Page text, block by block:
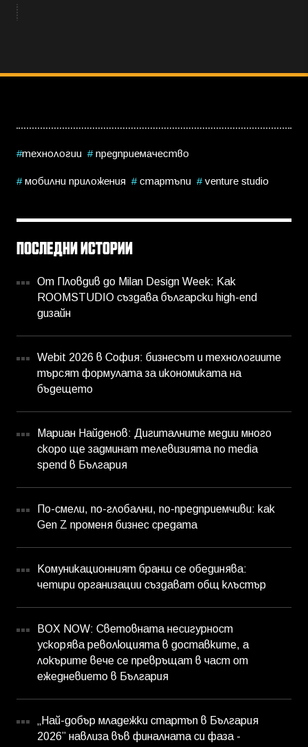
технологии предприемачество
мобилни приложения стартъпи venture studio
ПОСЛЕДНИ ИСТОРИИ
От Пловдив до Milan Design Week: Как
ROOMSTUDIO създава български high-end
дизайн
Webit 2026 в София: бизнесът и технологиите
търсят формулата за икономиката на
бъдещето
Мариан Найденов: Дигиталните медии много
скоро ще задминат телевизията по media
spend в България
По-смели, по-глобални, по-предприемчиви: как
Gen Z променя бизнес средата
Комуникационният бранш се обединява:
четири организации създават общ клъстър
BOX NOW: Световната несигурност
ускорява революцията в доставките, а
локърите вече се превръщат в част от
ежедневието в България
„Най-добър младежки стартъп в България
2026” навлиза във финалната си фаза -